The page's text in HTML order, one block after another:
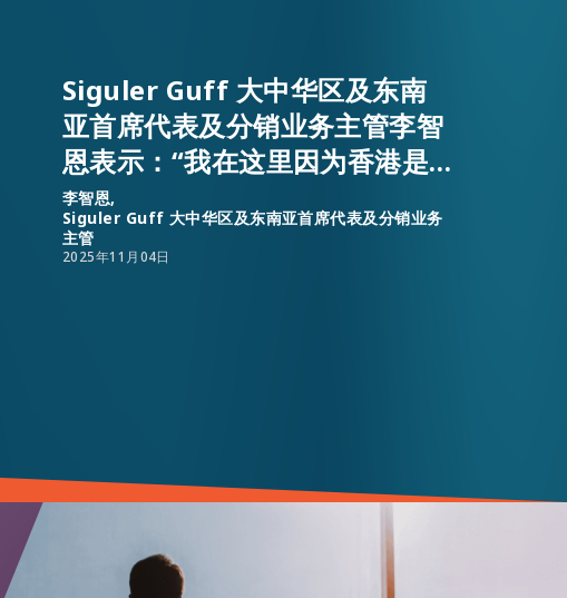
Siguler Guff 大中华区及东南
亚首席代表及分销业务主管李智
恩表示：“我在这里因为香港是
一个充满活力的环球商业中心，
提供无限机遇及崭新体验。”
李智恩,
Siguler Guff 大中华区及东南亚首席代表及分销业务
主管
2025年11月04日